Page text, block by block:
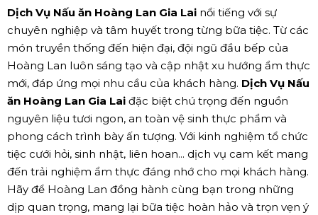
Dịch Vụ Nấu ăn Hoàng Lan Gia Lai nổi tiếng với sự
chuyên nghiệp và tâm huyết trong từng bữa tiệc. Từ các
món truyền thống đến hiện đại, đội ngũ đầu bếp của
Hoàng Lan luôn sáng tạo và cập nhật xu hướng ẩm thực
mới, đáp ứng mọi nhu cầu của khách hàng. Dịch Vụ Nấu
ăn Hoàng Lan Gia Lai đặc biệt chú trọng đến nguồn
nguyên liệu tươi ngon, an toàn vệ sinh thực phẩm và
phong cách trình bày ấn tượng. Với kinh nghiệm tổ chức
tiệc cưới hỏi, sinh nhật, liên hoan... dịch vụ cam kết mang
đến trải nghiệm ẩm thực đáng nhớ cho mọi khách hàng.
Hãy để Hoàng Lan đồng hành cùng bạn trong những
dịp quan trọng, mang lại bữa tiệc hoàn hảo và trọn vẹn ý